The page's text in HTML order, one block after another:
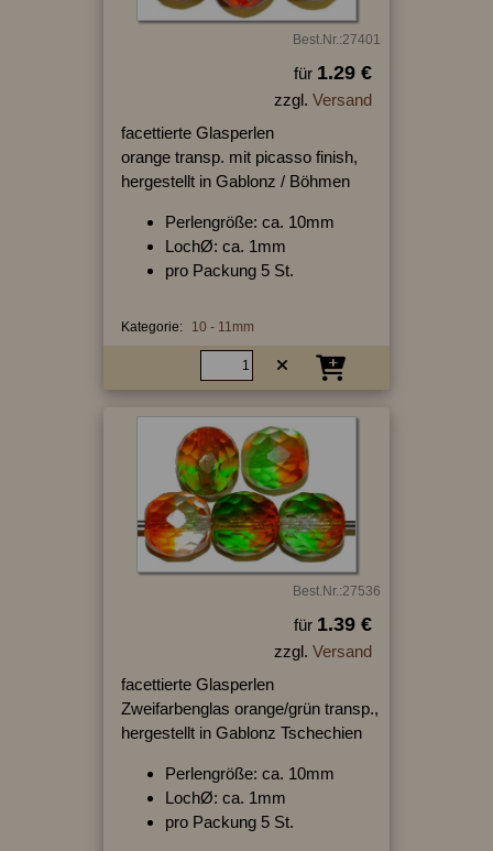
Best.Nr.:27401
für 1.29 €
zzgl. Versand
facettierte Glasperlen
orange transp. mit picasso finish,
hergestellt in Gablonz / Böhmen
Perlengröße: ca. 10mm
LochØ: ca. 1mm
pro Packung 5 St.
Kategorie: 10 - 11mm
Best.Nr.:27536
für 1.39 €
zzgl. Versand
facettierte Glasperlen
Zweifarbenglas orange/grün transp.,
hergestellt in Gablonz Tschechien
Perlengröße: ca. 10mm
LochØ: ca. 1mm
pro Packung 5 St.